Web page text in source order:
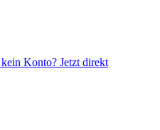
Konto? Jetzt direkt